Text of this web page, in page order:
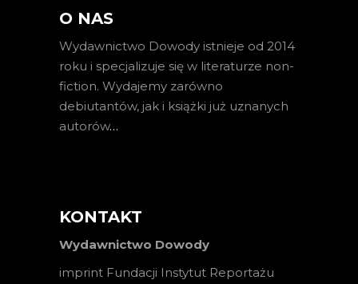
O NAS
Wydawnictwo Dowody istnieje od 2014
roku i specjalizuje się w literaturze non-
fiction. Wydajemy zarówno
debiutantów, jak i książki już uznanych
autorów…
KONTAKT
Wydawnictwo Dowody
imprint Fundacji Instytut Reportażu